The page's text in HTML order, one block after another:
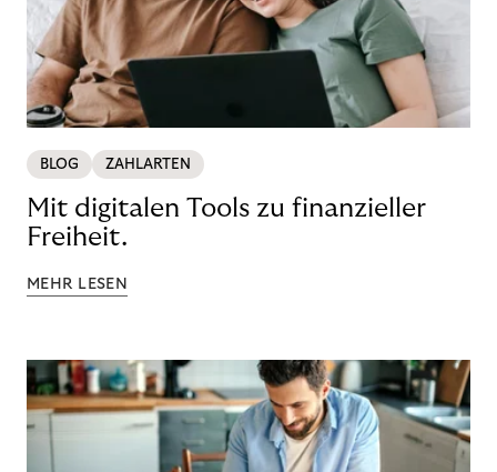
BLOG ZAHLARTEN
Mit digitalen Tools zu finanzieller
Freiheit.
MEHR LESEN